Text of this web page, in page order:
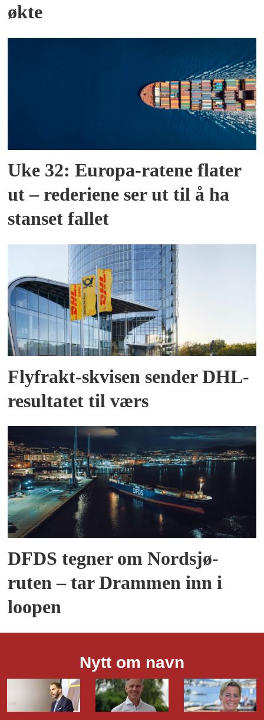
økte
Uke 32: Europa-ratene flater
ut – rederiene ser ut til å ha
stanset fallet
Flyfrakt-skvisen sender DHL-
resultatet til værs
DFDS tegner om Nordsjø-
ruten – tar Drammen inn i
loopen
Nytt om navn